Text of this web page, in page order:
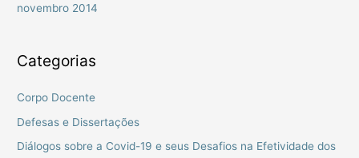
novembro 2014
Categorias
Corpo Docente
Defesas e Dissertações
Diálogos sobre a Covid-19 e seus Desafios na Efetividade dos